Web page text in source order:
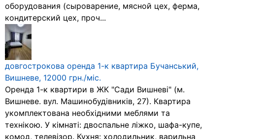
оборудования (сыроварение, мясной цех, ферма,
кондитерский цех, проч...
довгострокова оренда 1-к квартира Бучанський,
Вишневе, 12000 грн./міс.
Оренда 1-к квартири в ЖК "Сади Вишневі" (м.
Вишневе. вул. Машинобудівників, 27). Квартира
укомплектована необхідними меблями та
технікою. У кімнаті: двоспальне ліжко, шафа-купе,
комод, телевізор. Кухня: холодильник, варильна